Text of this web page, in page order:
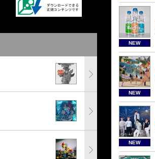
NEW
NEW
NEW